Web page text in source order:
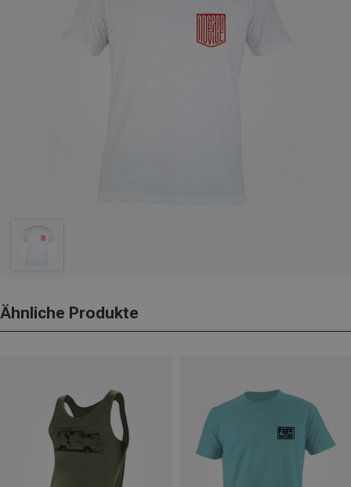
Ähnliche Produkte